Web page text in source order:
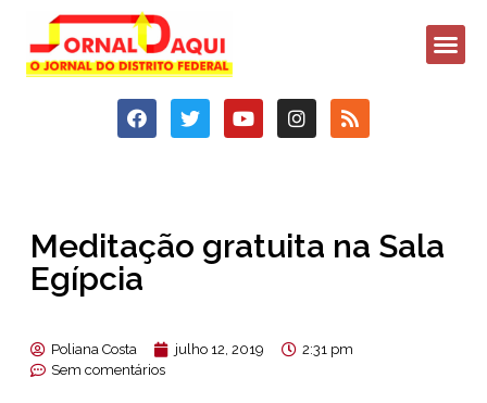
Meditação gratuita na Sala
Egípcia
Poliana Costa julho 12, 2019
2:31 pm
Sem comentários